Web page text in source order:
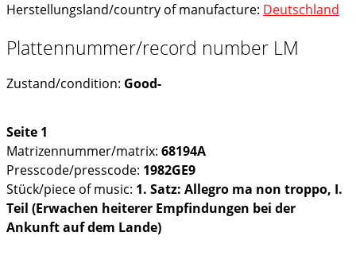
Herstellungsland/country of manufacture: Deutschland
Plattennummer/record number LM
Zustand/condition: Good-
Seite 1
Matrizennummer/matrix: 68194A
Presscode/presscode: 1982GE9
Stück/piece of music: 1. Satz: Allegro ma non troppo, I.
Teil (Erwachen heiterer Empfindungen bei der
Ankunft auf dem Lande)